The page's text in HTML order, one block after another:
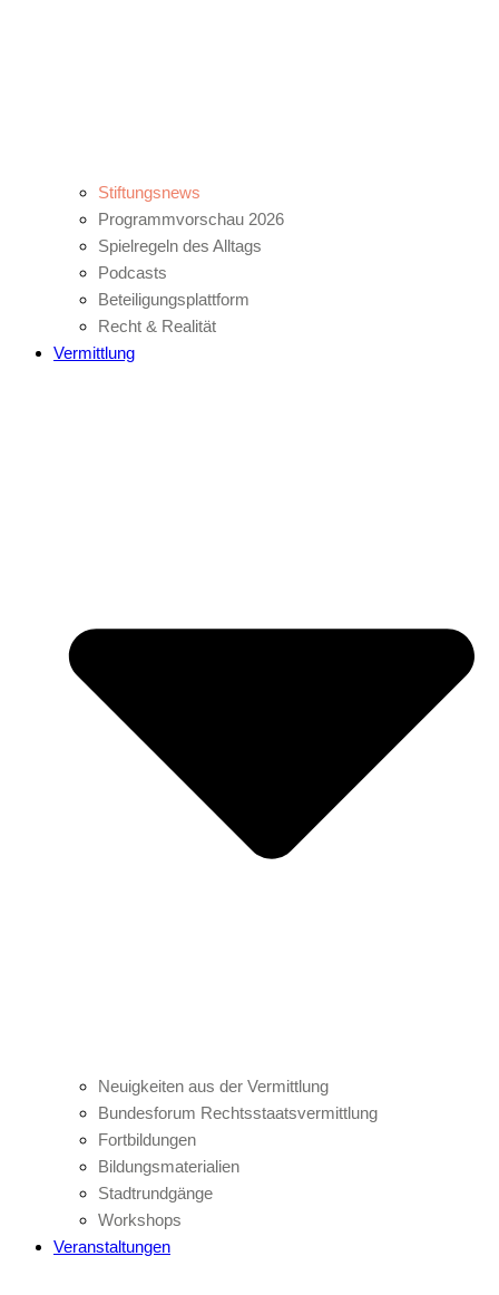
Stiftungsnews
Programmvorschau 2026
Spielregeln des Alltags
Podcasts
Beteiligungsplattform
Recht & Realität
Vermittlung
Neuigkeiten aus der Vermittlung
Bundesforum Rechtsstaatsvermittlung
Fortbildungen
Bildungsmaterialien
Stadtrundgänge
Workshops
Veranstaltungen